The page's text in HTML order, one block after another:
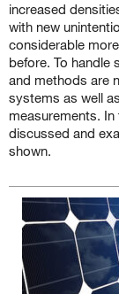
increased
with new
considerable
before. To handle
and methods are
systems as well
measurements.
discussed and
shown.